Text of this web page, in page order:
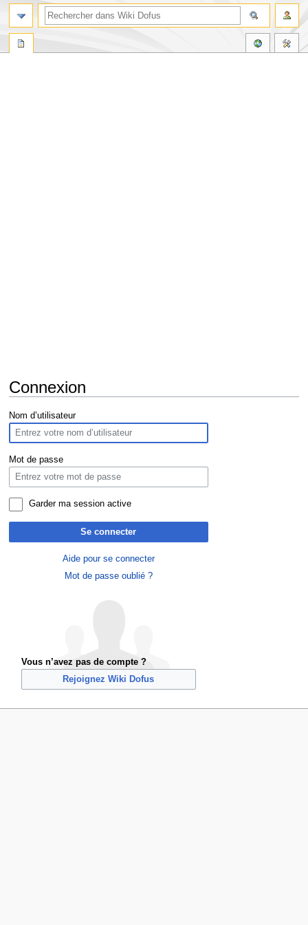
Connexion
Aller
la
navigation
Aller
la
recherche
Nom d’utilisateur
Mot de passe
Garder ma session active
Se connecter
Aide pour se connecter
Mot de passe oublié ?
Vous n’avez pas de compte ?
Rejoignez Wiki Dofus